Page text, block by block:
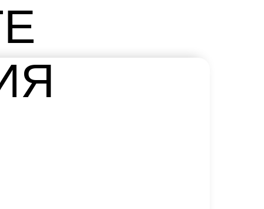
покупку автомобиля
прогноз
цифрового кода